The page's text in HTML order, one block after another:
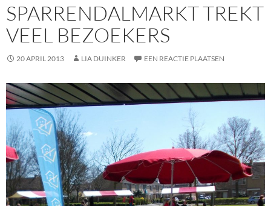
SPARRENDALMARKT TREKT
VEEL BEZOEKERS
20 APRIL 2013 LIA DUINKER EEN REACTIE PLAATSEN